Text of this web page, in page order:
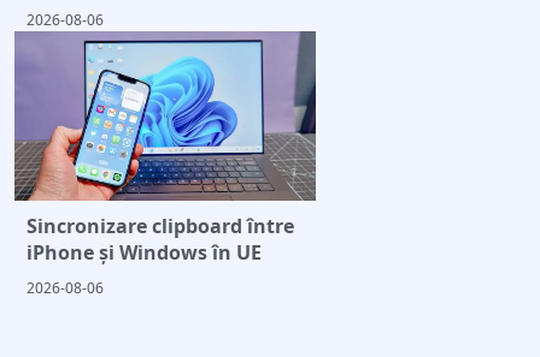
2026-08-06
Sincronizare clipboard între
iPhone și Windows în UE
2026-08-06